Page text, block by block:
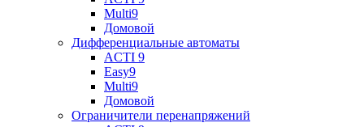
Multi9
Домовой
Дифференциальные автоматы
ACTI 9
Easy9
Multi9
Домовой
Ограничители перенапряжений